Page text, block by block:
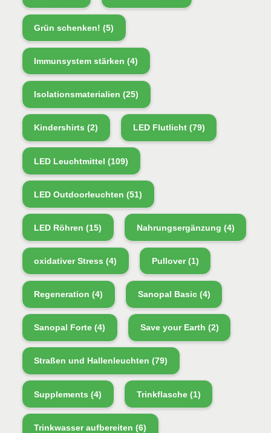
Grün schenken! (5)
Immunsystem stärken (4)
Isolationsmaterialien (25)
Kindershirts (2) LED Flutlicht(79)
LED Leuchtmittel (109)
LED Outdoorleuchten (51)
LED Röhren (15) Nahrungsergänzung (4)
oxidativer Stress (4) Pullover(1)
Regeneration (4) Sanopal Basic(4)
Sanopal Forte (4) Save your Earth (2)
Straßen und Hallenleuchten (79)
Supplements (4) Trinkflasche(1)
Trinkwasser aufbereiten (6)